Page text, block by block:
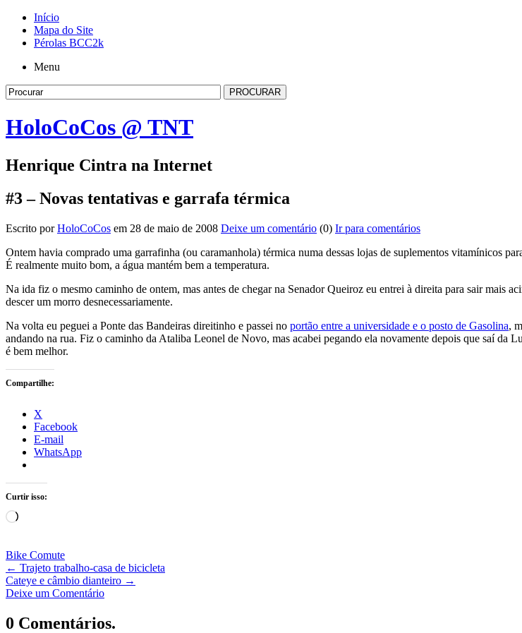
Início
Mapa do Site
Pérolas BCC2k
Menu
HoloCoCos @ TNT
Henrique Cintra na Internet
#3 – Novas tentativas e garrafa térmica
Escrito porHoloCoCos em 28 de maio de 2008 Deixe um comentário (0) Ir para comentários
Ontem havia comprado uma garrafinha (ou caramanhola) térmica numa dessas lojas de suplementos vitamínicos
É realmente muito bom, a água mantém bem a temperatura.
Na ida fiz o mesmo caminho de ontem, mas antes de chegar na Senador Queiroz eu entrei à direita para sair mais
descer um morro desnecessariamente.
Na volta eu peguei a Ponte das Bandeiras direitinho e passei no portão entre a universidade e o posto de Gasolina,
andando na rua. Fiz o caminho da Ataliba Leonel de Novo, mas acabei pegando ela novamente depois que saí
é bem melhor.
Compartilhe:
X
Facebook
E-mail
WhatsApp
Curtir isso:
Carregando...
Bike Comute
← Trajeto trabalho-casa de bicicleta
Cateye e câmbio dianteiro →
Deixe um Comentário
0 Comentários.